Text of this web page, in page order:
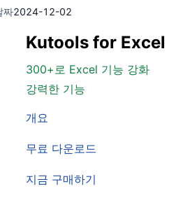
짜2024-12-02
Kutools for Excel
300+로 Excel 기능 강화
강력한 기능
개요
무료 다운로드
지금 구매하기